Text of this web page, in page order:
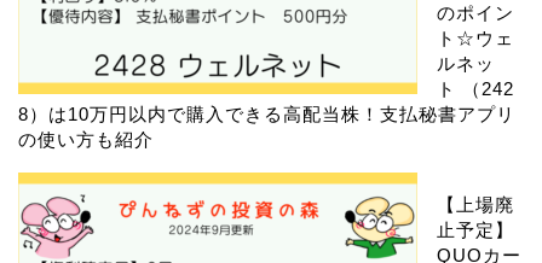
のポイン
ト☆ウェ
ルネッ
ト （242
8）は10万円以内で購入できる高配当株！支払秘書アプリ
の使い方も紹介
【上場廃
止予定】
QUOカー